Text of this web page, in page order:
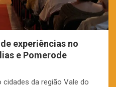
experiências no
e Pomerode
da região Vale do